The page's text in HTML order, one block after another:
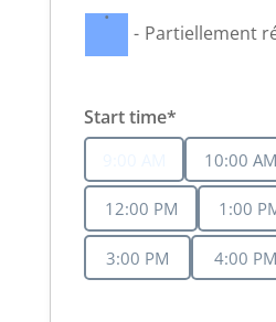
·
- Partiellement
Start time*
10:00 AM
12:00 PM 1:00
3:00 PM 4:00 PM